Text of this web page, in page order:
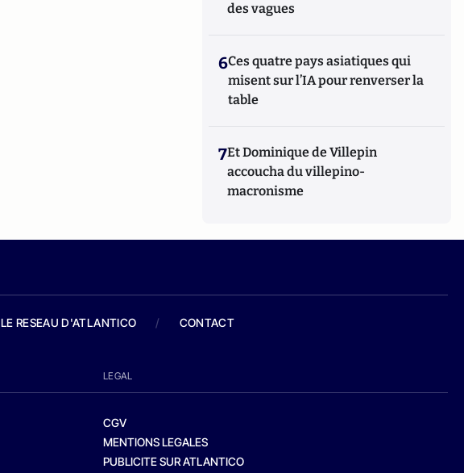
des vagues
6Ces quatre pays asiatiques qui
misent sur l’IA pour renverser la
table
7Et Dominique de Villepin
accoucha du villepino-
macronisme
LE RESEAU D'ATLANTICO / CONTACT
LEGAL
CGV
MENTIONS LEGALES
PUBLICITE SUR ATLANTICO